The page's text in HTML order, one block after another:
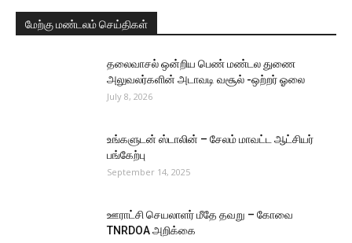
மேற்கு மண்டலம் செய்திகள்
தலைவாசல் ஒன்றிய பெண் மண்டல துணை
அலுவலர்களின் அடாவடி வசூல் -ஒற்றர் ஓலை
July 8, 2026
உங்களுடன் ஸ்டாலின் – சேலம் மாவட்ட ஆட்சியர்
பங்கேற்பு
September 14, 2025
ஊராட்சி செயலாளர் மீதே தவறு – கோவை
TNRDOA அறிக்கை